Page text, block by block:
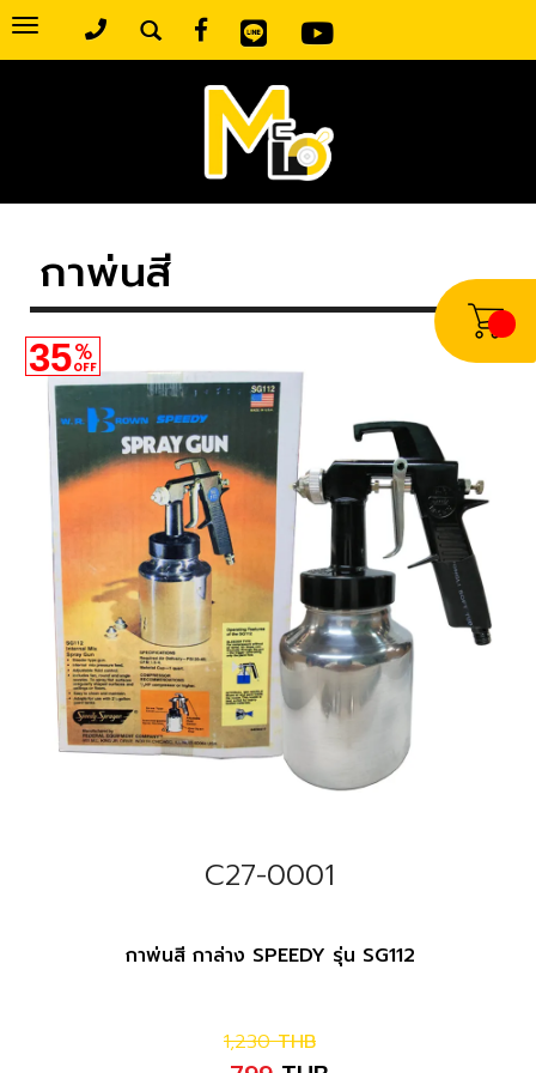
Toggle
navigation
กาพ่นสี
35%
OFF
C27-0001
กาพ่นสี กาล่าง SPEEDY รุ่น SG112
1,230 THB